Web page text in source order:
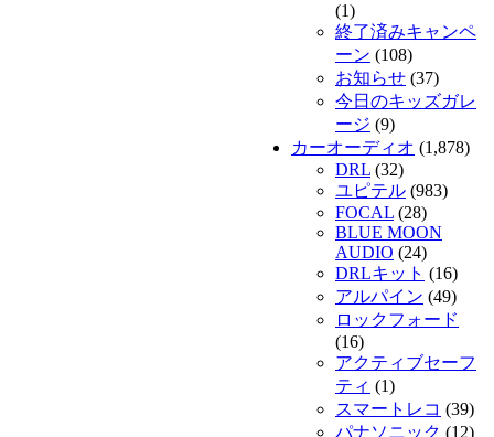
(1)
終了済みキャンペ
ーン (108)
お知らせ (37)
今日のキッズガレ
ージ (9)
カーオーディオ (1,878)
DRL (32)
ユピテル (983)
FOCAL (28)
BLUE MOON
AUDIO (24)
DRLキット (16)
アルパイン (49)
ロックフォード
(16)
アクティブセーフ
ティ (1)
スマートレコ (39)
パナソニック (12)